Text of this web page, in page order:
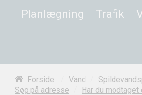
Planlægning Trafik
Forside Vand
Søg på adresse
Har du modtaget